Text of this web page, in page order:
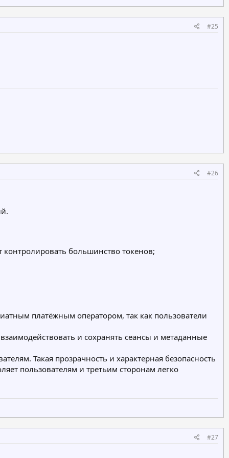
#25
#26
большинство токенов;
платёжным оператором, так как пользователи
и сохранять сеансы и метаданные
Такая прозрачность и характерная безопасность
пользователям и третьим сторонам легко
#27